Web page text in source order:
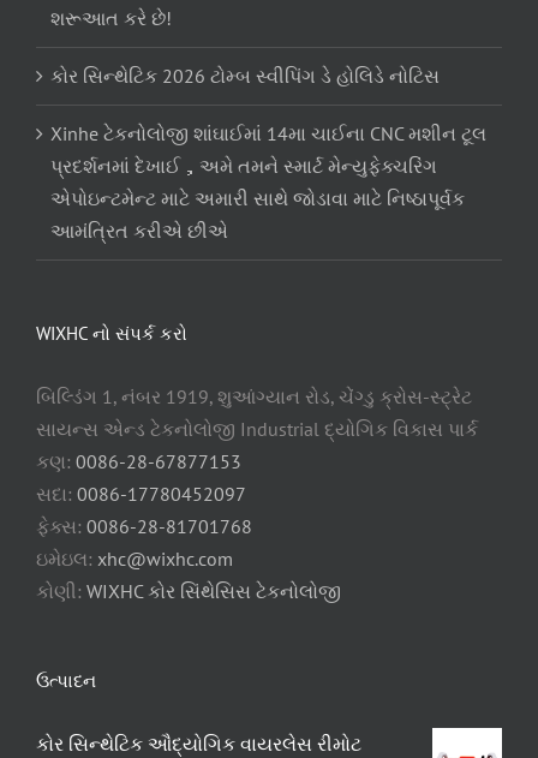
શરૂઆત કરે છે!
કોર સિન્થેટિક 2026 ટોમ્બ સ્વીપિંગ ડે હોલિડે નોટિસ
Xinhe ટેકનોલોજી શાંઘાઈમાં 14મા ચાઈના CNC મશીન ટૂલ
પ્રદર્શનમાં દેખાઈ，અમે તમને સ્માર્ટ મેન્યુફેક્ચરિંગ
એપોઇન્ટમેન્ટ માટે અમારી સાથે જોડાવા માટે નિષ્ઠાપૂર્વક
આમંત્રિત કરીએ છીએ
WIXHC નો સંપર્ક કરો
બિલ્ડિંગ 1, નંબર 1919, શુઆંગ્યાન રોડ, ચેંગ્ડુ ક્રોસ-સ્ટ્રેટ
સાયન્સ એન્ડ ટેકનોલોજી Industrial દ્યોગિક વિકાસ પાર્ક
કણ: 0086-28-67877153
સદા: 0086-17780452097
ફેક્સ: 0086-28-81701768
ઇમેઇલ: xhc@wixhc.com
કોણી: WIXHC કોર સિંથેસિસ ટેકનોલોજી
ઉત્પાદન
કોર સિન્થેટિક ઔદ્યોગિક વાયરલેસ રીમોટ